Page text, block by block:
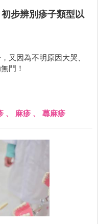
步辨別疹子類型以
又因為不明原因大哭、
門！
、 麻疹 、 蕁麻疹